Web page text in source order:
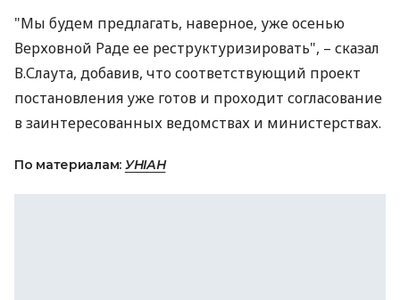
"Мы будем предлагать, наверное, уже осенью
Верховной Раде ее реструктуризировать", – сказал
В.Слаута, добавив, что соответствующий проект
постановления уже готов и проходит согласование
в заинтересованных ведомствах и министерствах.
По материалам: УНІАН